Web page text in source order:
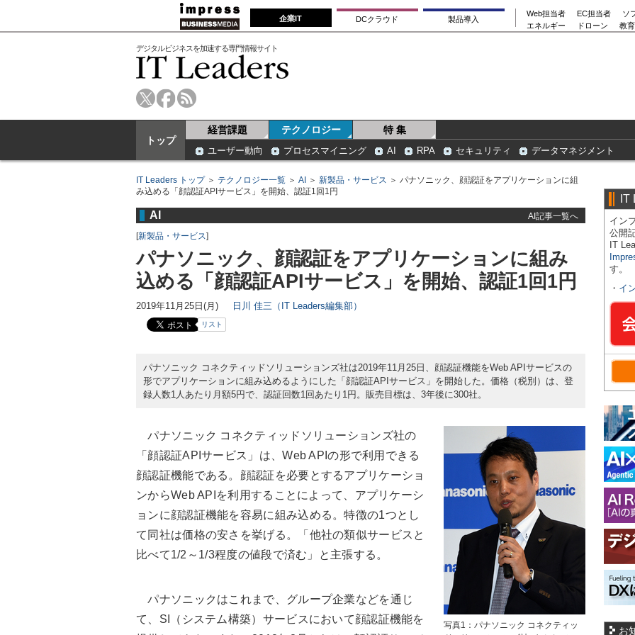
企業IT DCクラウド 製品導入
Web担当者 EC担当者
ソ
エネルギー
ドローン 教
デジタルビジネスを加速する専門情報サイト
トップ
経営課題 テクノロジー 特 集
ユーザー動向 プロセスマイニング AI RPA セキュリティ データマネジメント
IT Leaders トップ＞ テクノロジー一覧 ＞ AI ＞ 新製品・サービス ＞ パナソニック、顔認証をアプリケーションに組
み込める「顔認証APIサービス」を開始、認証1回1円
AI
AI記事一覧へ
[新製品・サービス]
パナソニック、顔認証をアプリケーションに組み
込める「顔認証APIサービス」を開始、認証1回1円
2019年11月25日(月) 日川 佳三（IT Leaders編集部）
リスト
パナソニック コネクティッドソリューションズ社は2019年11月25日、顔認証機能をWeb APIサービスの
形でアプリケーションに組み込めるようにした「顔認証APIサービス」を開始した。価格（税別）は、登
録人数1人あたり月額5円で、認証回数1回あたり1円。販売目標は、3年後に300社。
写真1：パナソニック コネクティッ
パナソニック コネクティッドソリューションズ社の
「顔認証APIサービス」は、Web APIの形で利用できる
顔認証機能である。顔認証を必要とするアプリケーショ
ンからWeb APIを利用することによって、アプリケーシ
ョンに顔認証機能を容易に組み込める。特徴の1つとし
て同社は価格の安さを挙げる。「他社の類似サービスと
比べて1/2～1/3程度の値段で済む」と主張する。
パナソニックはこれまで、グループ企業などを通じ
て、SI（システム構築）サービスにおいて顔認証機能を
IT
イン
公開
IT
す。
・ イ
お